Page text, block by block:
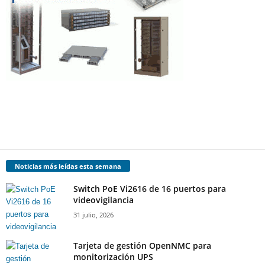
Noticias más leídas esta semana
Switch PoE Vi2616 de 16 puertos para
videovigilancia
31 julio, 2026
Tarjeta de gestión OpenNMC para
monitorización UPS